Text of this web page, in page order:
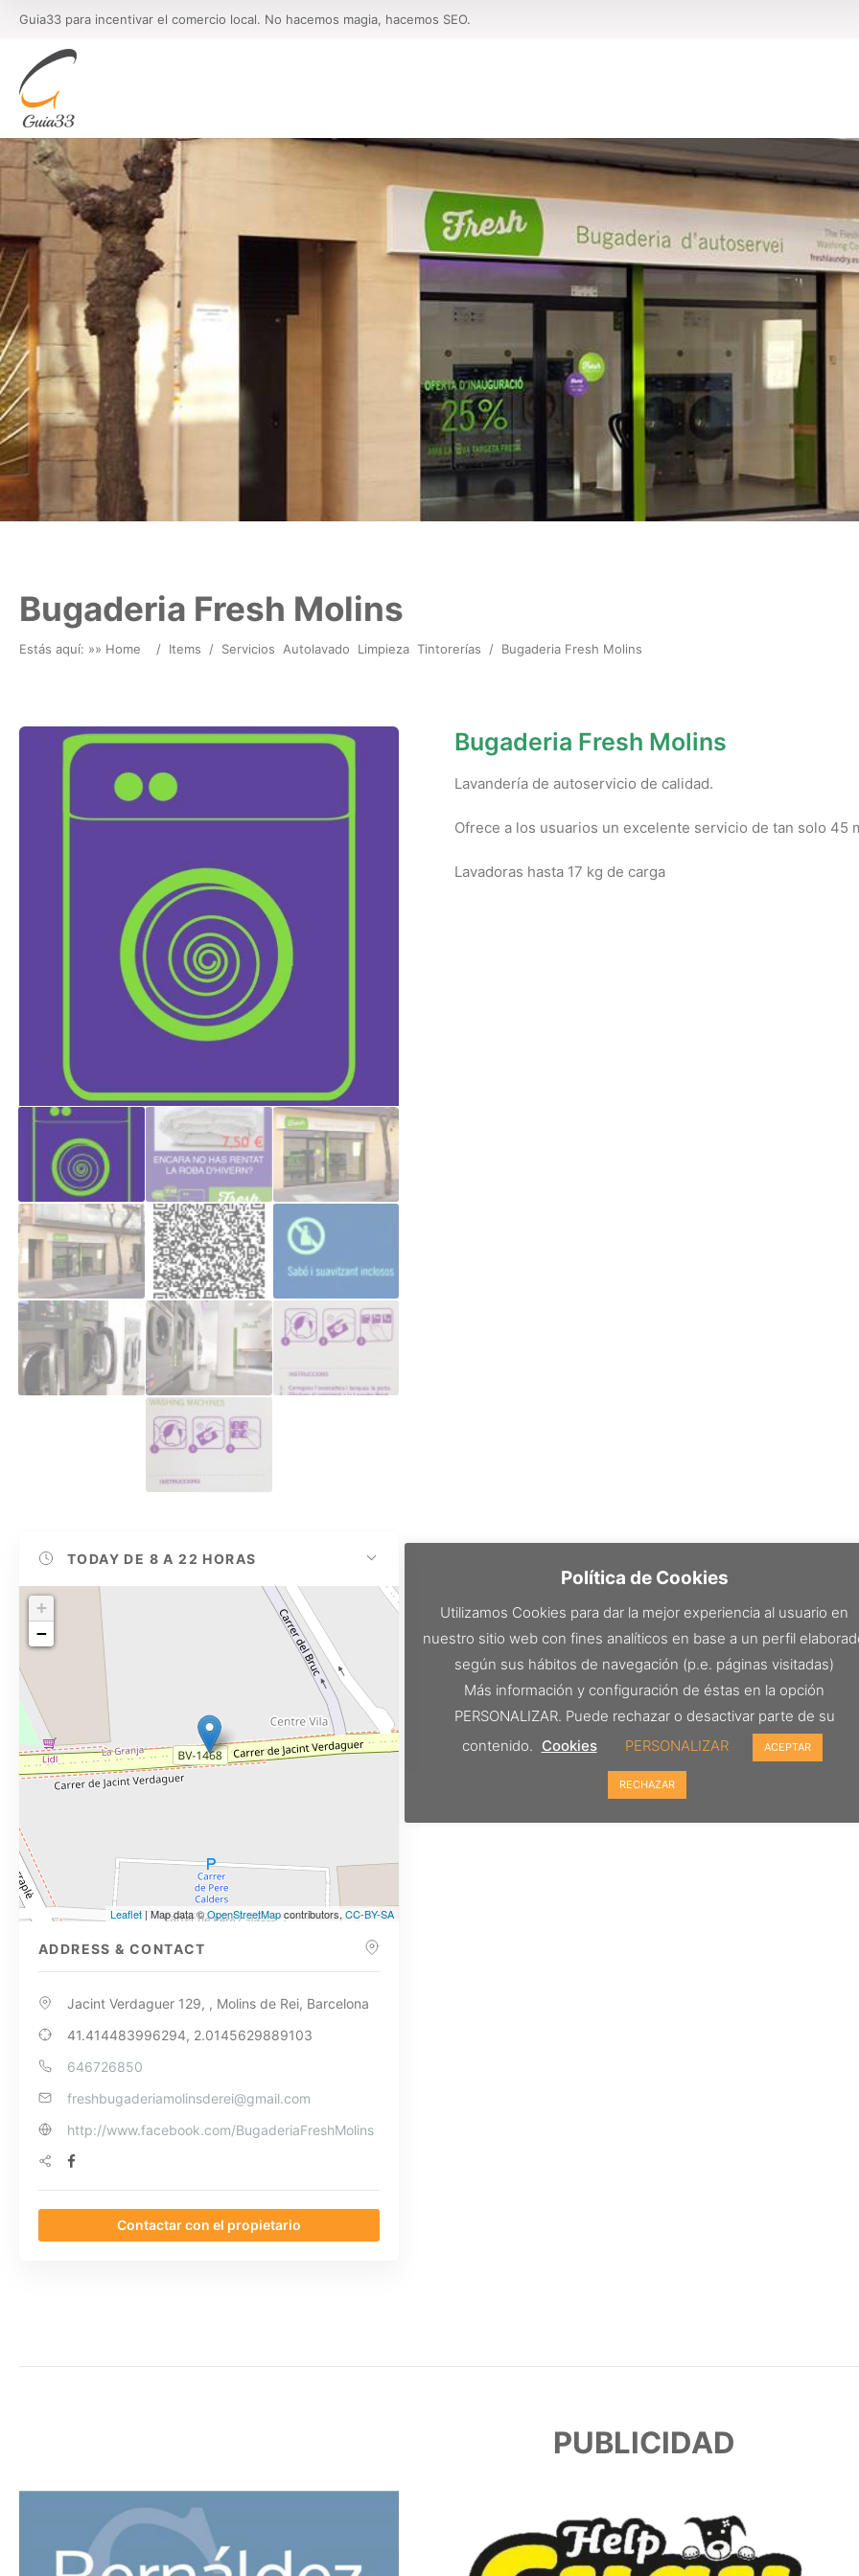
Guia33 para incentivar el comercio local. No hacemos magia, hacemos SEO.
Bugaderia Fresh Molins
Estás aquí: »» Home / Items / Servicios Autolavado Limpieza Tintorerías / Bugaderia Fresh Molins
TODAY DE 8 A 22 HORAS
+
−
Leaflet | Map data ©OpenStreetMapcontributors,CC-BY-SA
ADDRESS & CONTACT
Jacint Verdaguer 129, , Molins de Rei, Barcelona
41.414483996294, 2.0145629889103
646726850
freshbugaderiamolinsderei@gmail.com
http://www.facebook.com/BugaderiaFreshMolins
Contactar con el propietario
Bugaderia Fresh Molins
Lavandería de autoservicio de calidad.
Ofrece a los usuarios un excelente servicio de tan solo 45
Lavadoras hasta 17 kg de carga
PUBLICIDAD
Política de Cookies
Utilizamos Cookies para dar la mejor experiencia al usuario en
nuestro sitio web con fines analíticos en base a un perfil
según sus hábitos de navegación (p.e. páginas visitadas)
Más información y configuración de éstas en la opción
PERSONALIZAR. Puede rechazar o desactivar parte de su
contenido. Cookies PERSONALIZAR ACEPTAR
RECHAZAR